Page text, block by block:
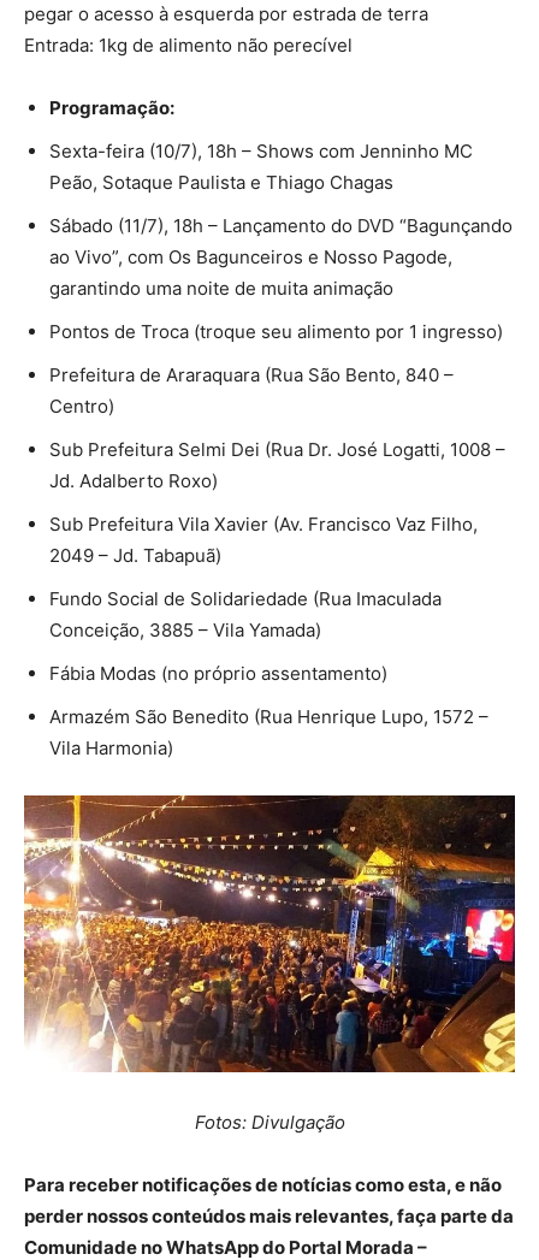
pegar o acesso à esquerda por estrada de terra
Entrada: 1kg de alimento não perecível
Programação:
Sexta-feira (10/7), 18h – Shows com Jenninho MC
Peão, Sotaque Paulista e Thiago Chagas
Sábado (11/7), 18h – Lançamento do DVD “Bagunçando
ao Vivo”, com Os Bagunceiros e Nosso Pagode,
garantindo uma noite de muita animação
Pontos de Troca (troque seu alimento por 1 ingresso)
Prefeitura de Araraquara (Rua São Bento, 840 –
Centro)
Sub Prefeitura Selmi Dei (Rua Dr. José Logatti, 1008 –
Jd. Adalberto Roxo)
Sub Prefeitura Vila Xavier (Av. Francisco Vaz Filho,
2049 – Jd. Tabapuã)
Fundo Social de Solidariedade (Rua Imaculada
Conceição, 3885 – Vila Yamada)
Fábia Modas (no próprio assentamento)
Armazém São Benedito (Rua Henrique Lupo, 1572 –
Vila Harmonia)
Fotos: Divulgação
Para receber notificações de notícias como esta, e não
perder nossos conteúdos mais relevantes, faça parte da
Comunidade no WhatsApp do Portal Morada –